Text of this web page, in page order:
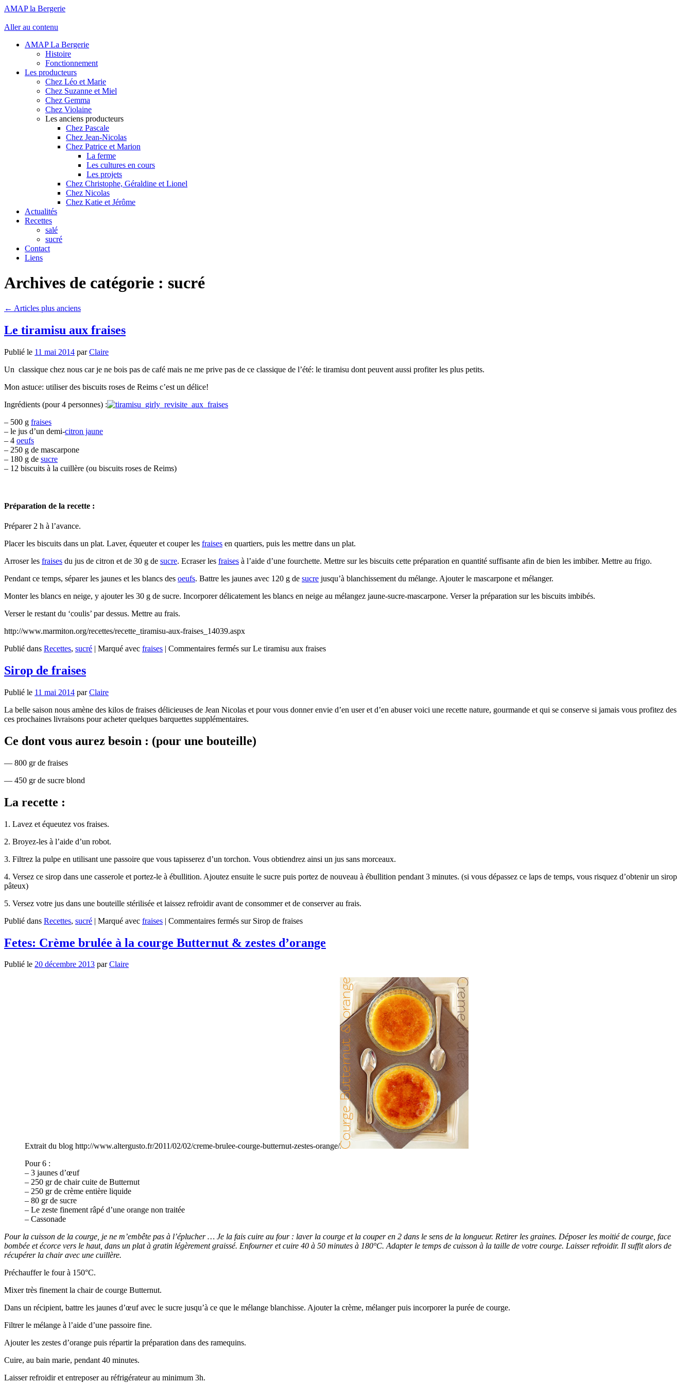
AMAP la Bergerie
Aller au contenu
AMAP La Bergerie
Histoire
Fonctionnement
Les producteurs
Chez Léo et Marie
Chez Suzanne et Miel
Chez Gemma
Chez Violaine
Les anciens producteurs
Chez Pascale
Chez Jean-Nicolas
Chez Patrice et Marion
La ferme
Les cultures en cours
Les projets
Chez Christophe, Géraldine et Lionel
Chez Nicolas
Chez Katie et Jérôme
Actualités
Recettes
salé
sucré
Contact
Liens
Archives de catégorie : sucré
← Articles plus anciens
Le tiramisu aux fraises
Publié le 11 mai 2014 par Claire
Un classique chez nous car je ne bois pas de café mais ne me prive pas de ce classique de l’été: le tiramisu dont peuvent aussi profiter les plus petits.
Mon astuce: utiliser des biscuits roses de Reims c’est un délice!
Ingrédients (pour 4 personnes) :
– 500 g fraises
– le jus d’un demi-citron jaune
– 4 oeufs
– 250 g de mascarpone
– 180 g de sucre
– 12 biscuits à la cuillère (ou biscuits roses de Reims)
Préparation de la recette :
Préparer 2 h à l’avance.
Placer les biscuits dans un plat. Laver, équeuter et couper les fraises en quartiers, puis les mettre dans un plat.
Arroser les fraises du jus de citron et de 30 g de sucre. Ecraser les fraises à l’aide d’une fourchette. Mettre sur les biscuits cette préparation en quantité suffisante afin de bien les imbiber. Mettre au frigo.
Pendant ce temps, séparer les jaunes et les blancs des oeufs. Battre les jaunes avec 120 g de sucre jusqu’à blanchissement du mélange. Ajouter le mascarpone et mélanger.
Monter les blancs en neige, y ajouter les 30 g de sucre. Incorporer délicatement les blancs en neige au mélangez jaune-sucre-mascarpone. Verser la préparation sur les biscuits imbibés.
Verser le restant du ‘coulis’ par dessus. Mettre au frais.
http://www.marmiton.org/recettes/recette_tiramisu-aux-fraises_14039.aspx
Publié dans Recettes, sucré | Marqué avec fraises | Commentaires fermés sur Le tiramisu aux fraises
Sirop de fraises
Publié le 11 mai 2014 par Claire
La belle saison nous amène des kilos de fraises délicieuses de Jean Nicolas et pour vous donner envie d’en user et d’en abuser voici une recette nature, gourmande et qui se conserve si jamais vous profitez des
ces prochaines livraisons pour acheter quelques barquettes supplémentaires.
Ce dont vous aurez besoin : (pour une bouteille)
— 800 gr de fraises
— 450 gr de sucre blond
La recette :
1. Lavez et équeutez vos fraises.
2. Broyez-les à l’aide d’un robot.
3. Filtrez la pulpe en utilisant une passoire que vous tapisserez d’un torchon. Vous obtiendrez ainsi un jus sans morceaux.
4. Versez ce sirop dans une casserole et portez-le à ébullition. Ajoutez ensuite le sucre puis portez de nouveau à ébullition pendant 3 minutes. (si vous dépassez ce laps de temps, vous risquez d’obtenir un sirop
pâteux)
5. Versez votre jus dans une bouteille stérilisée et laissez refroidir avant de consommer et de conserver au frais.
Publié dans Recettes, sucré | Marqué avec fraises | Commentaires fermés sur Sirop de fraises
Fetes: Crème brulée à la courge Butternut & zestes d’orange
Publié le 20 décembre 2013 par Claire
Extrait du blog http://www.altergusto.fr/2011/02/02/creme-brulee-courge-butternut-zestes-orange/
Pour 6 :
– 3 jaunes d’œuf
– 250 gr de chair cuite de Butternut
– 250 gr de crème entière liquide
– 80 gr de sucre
– Le zeste finement râpé d’une orange non traitée
– Cassonade
Pour la cuisson de la courge, je ne m’embête pas à l’éplucher … Je la fais cuire au four : laver la courge et la couper en 2 dans le sens de la longueur. Retirer les graines. Déposer les moitié de courge, face
bombée et écorce vers le haut, dans un plat à gratin légèrement graissé. Enfourner et cuire 40 à 50 minutes à 180°C. Adapter le temps de cuisson à la taille de votre courge. Laisser refroidir. Il suffit alors de
récupérer la chair avec une cuillère.
Préchauffer le four à 150°C.
Mixer très finement la chair de courge Butternut.
Dans un récipient, battre les jaunes d’œuf avec le sucre jusqu’à ce que le mélange blanchisse. Ajouter la crème, mélanger puis incorporer la purée de courge.
Filtrer le mélange à l’aide d’une passoire fine.
Ajouter les zestes d’orange puis répartir la préparation dans des ramequins.
Cuire, au bain marie, pendant 40 minutes.
Laisser refroidir et entreposer au réfrigérateur au minimum 3h.